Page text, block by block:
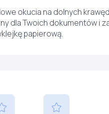
okucia na dolnych
dla Twoich dokumentów i
papierową.